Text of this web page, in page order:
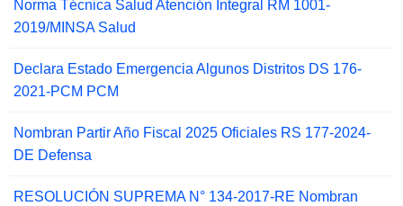
Norma Técnica Salud Atención Integral RM 1001-
2019/MINSA Salud
Declara Estado Emergencia Algunos Distritos DS 176-
2021-PCM PCM
Nombran Partir Año Fiscal 2025 Oficiales RS 177-2024-
DE Defensa
RESOLUCIÓN SUPREMA N° 134-2017-RE Nombran